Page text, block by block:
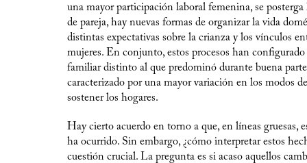
una mayor participación laboral femenina, se
de pareja, hay nuevas formas de organizar la vida
distintas expectativas sobre la crianza y los vínculos
mujeres. En conjunto, estos procesos han
familiar distinto al que predominó durante buena
caracterizado por una mayor variación en los modos
sostener los hogares.
Hay cierto acuerdo en torno a que, en líneas gruesas,
ha ocurrido. Sin embargo, ¿cómo interpretar estos
cuestión crucial. La pregunta es si acaso aquellos